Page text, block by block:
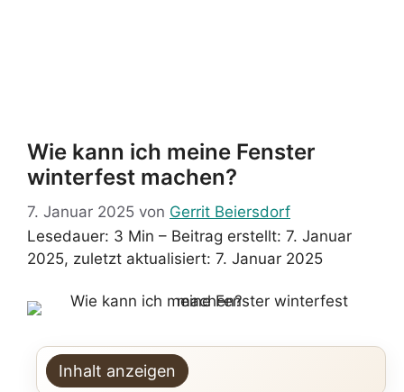
Wie kann ich meine Fenster
winterfest machen?
7. Januar 2025 von Gerrit Beiersdorf
Lesedauer: 3 Min – Beitrag erstellt: 7. Januar
2025, zuletzt aktualisiert: 7. Januar 2025
Inhalt anzeigen